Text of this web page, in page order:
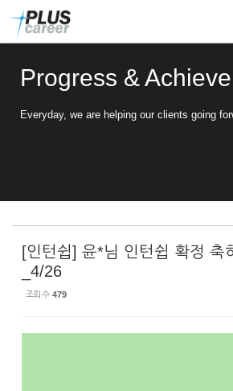
Progress &
Everyday, we are helping our clients going
[인턴쉽] 윤*님 인턴쉽 확정 축
_4/26
조회 수 479